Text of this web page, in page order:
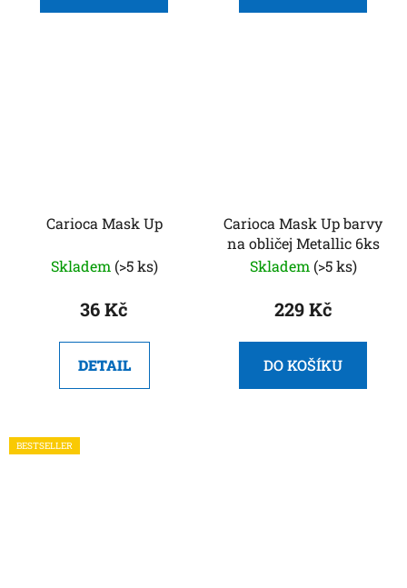
Carioca Mask Up
Skladem (>5 ks)
36 Kč
DETAIL
Carioca Mask Up barvy
na obličej Metallic 6ks
Skladem (>5 ks)
229 Kč
DO KOŠÍKU
BESTSELLER